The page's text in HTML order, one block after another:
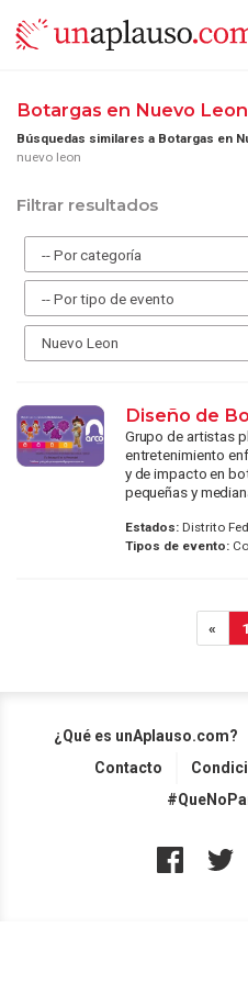
Botargas en Nuevo Leon
Búsquedas similares a Botargas en
nuevo leon
Filtrar resultados
Diseño de
Grupo de artistas
entretenimiento
y de impacto en
pequeñas y
Estados:Distrito
Tipos de evento:
« 1
¿Qué es unAplauso.com?
Contacto